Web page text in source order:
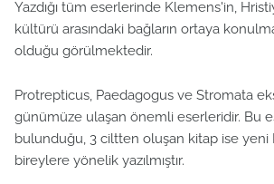
Yazdığı tüm eserlerinde Klemens'in,
kültürü arasındaki bağların ortaya
olduğu görülmektedir.
Protrepticus, Paedagogus ve Stromata
günümüze ulaşan önemli eserleridir. Bu
bulunduğu, 3 ciltten oluşan kitap ise yeni
bireylere yönelik yazılmıştır.